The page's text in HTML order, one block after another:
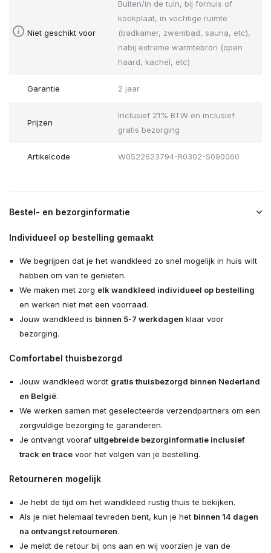
Niet geschikt voor
Buiten/in de tuin, bij fornuis of
kookplaat, in vochtige ruimte
(badkamer, zwembad, sauna, etc),
nabij extreme warmtebron (open
haard, kachel, etc)
Garantie 2 jaar
Prijzen
Inclusief 21% BTW en inclusief
gratis bezorging
Artikelcode W0522623794-R0302-S090060
Bestel- en bezorginformatie
Individueel op bestelling gemaakt
We begrijpen dat je het wandkleed zo snel mogelijk in huis wilt
hebben om van te genieten.
We maken met zorg elk wandkleed individueel op bestelling
en werken niet met een voorraad.
Jouw wandkleed is binnen 5-7 werkdagen klaar voor
bezorging.
Comfortabel thuisbezorgd
Jouw wandkleed wordt gratis thuisbezorgd binnen Nederland
en België.
We werken samen met geselecteerde verzendpartners om een
zorgvuldige bezorging te garanderen.
Je ontvangt vooraf uitgebreide bezorginformatie inclusief
track en tracevoor het volgen van je bestelling.
Retourneren mogelijk
Je hebt de tijd om het wandkleed rustig thuis te bekijken.
Als je niet helemaal tevreden bent, kun je het binnen 14 dagen
na ontvangst retourneren.
Je meldt de retour bij ons aan en wij voorzien je van de